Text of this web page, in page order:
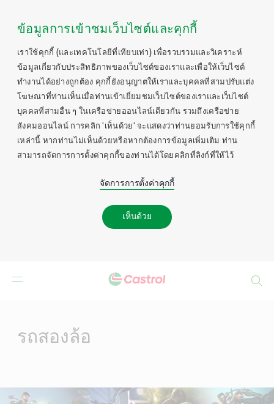
ข้อมูลการเข้าชมเว็บไซต์และคุกกี้
เราใช้คุกกี้ (และเทคโนโลยีที่เทียบเท่า) เพื่อรวบรวมและวิเคราะห์
ข้อมูลเกี่ยวกับประสิทธิภาพของเว็บไซต์ของเราและเพื่อให้เว็บไซต์
ทำงานได้อย่างถูกต้อง คุกกี้ยังอนุญาตให้เราและบุคคลที่สามปรับแต่ง
โฆษณาที่ท่านเห็นเมื่อท่านเข้าเยี่ยมชมเว็บไซต์ของเราและเว็บไซต์
บุคคลที่สามอื่น ๆ ในเครือข่ายออนไลน์เดียวกัน รวมถึงเครือข่าย
สังคมออนไลน์ การคลิก 'เห็นด้วย' จะแสดงว่าท่านยอมรับการใช้คุกกี้
เหล่านี้ หากท่านไม่เห็นด้วยหรือหากต้องการข้อมูลเพิ่มเติม ท่าน
สามารถจัดการการตั้งค่าคุกกี้ของท่านได้โดยคลิกที่ลิงก์ที่ให้ไว้
จัดการการตั้งค่าคุกกี้
เห็นด้วย
รถสองล้อ